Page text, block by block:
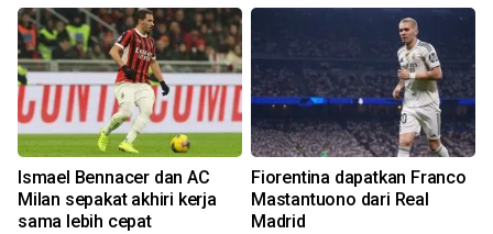
Ismael Bennacer dan AC
Milan sepakat akhiri kerja
sama lebih cepat
Fiorentina dapatkan Franco
Mastantuono dari Real
Madrid